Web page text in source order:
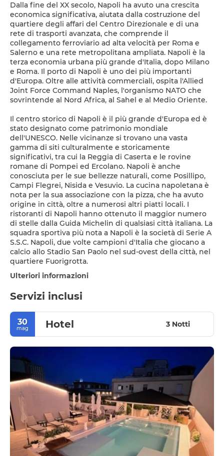
Dalla fine del XX secolo, Napoli ha avuto una crescita
economica significativa, aiutata dalla costruzione del
quartiere degli affari del Centro Direzionale e di una
rete di trasporti avanzata, che comprende il
collegamento ferroviario ad alta velocità per Roma e
Salerno e una rete metropolitana ampliata. Napoli è la
terza economia urbana più grande d'Italia, dopo Milano
e Roma. Il porto di Napoli è uno dei più importanti
d'Europa. Oltre alle attività commerciali, ospita l'Allied
Joint Force Command Naples, l'organismo NATO che
sovrintende al Nord Africa, al Sahel e al Medio Oriente.
Il centro storico di Napoli è il più grande d'Europa ed è
stato designato come patrimonio mondiale
dell'UNESCO. Nelle vicinanze si trovano una vasta
gamma di siti culturalmente e storicamente
significativi, tra cui la Reggia di Caserta e le rovine
romane di Pompei ed Ercolano. Napoli è anche
conosciuta per le sue bellezze naturali, come Posillipo,
Campi Flegrei, Nisida e Vesuvio. La cucina napoletana è
nota per la sua associazione con la pizza, che ha avuto
origine in città, oltre a numerosi altri piatti locali. I
ristoranti di Napoli hanno ottenuto il maggior numero
di stelle dalla Guida Michelin di qualsiasi città italiana. La
squadra sportiva più nota a Napoli è la società di Serie A
S.S.C. Napoli, due volte campioni d'Italia che giocano a
calcio allo Stadio San Paolo nel sud-ovest della città, nel
quartiere Fuorigrotta.
Ulteriori informazioni
Servizi inclusi
30
mag Hotel 3 Notti